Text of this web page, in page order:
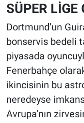
SÜPER LİGE
Dortmund’un
bonservis bedeli
piyasada
Fenerbahçe
ikincisinin bu
neredeyse
Avrupa’nın